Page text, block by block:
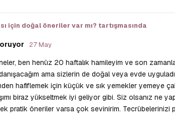
için doğal öneriler var mı? tartışmasında
27 May
ben henüz 20 haftalık hamileyim ve son
ama sizlerin de doğal veya evde
hafiflemek için küçük ve sık yemekler yemeye
biraz yükseltmek iyi geliyor gibi. Siz olsanız ne
pratik öneriler varsa çok sevinirim. Tecrübelerinizi